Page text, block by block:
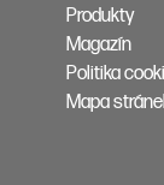
Produkty
Magazín
Politika
Mapa